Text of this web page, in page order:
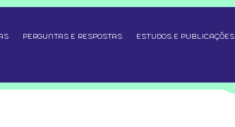
PERGUNTAS E RESPOSTAS ESTUDOS E PUBLICAÇÕES